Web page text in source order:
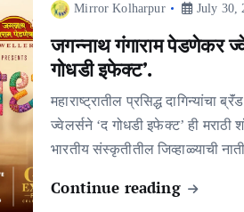
Mirror Kolharpur July 30,
जगन्नाथ गंगाराम पेडणेकर
गोधडी इफेक्ट’.
महाराष्ट्रातील प्रसिद्ध दागिन्यांचा
ज्वेलर्सने ‘द गोधडी इफेक्ट’ ही मराठी
भारतीय संस्कृतीतील जिव्हाळ्याची
Continue reading